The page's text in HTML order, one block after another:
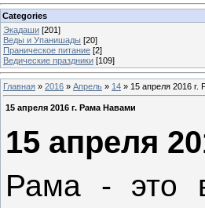
Categories
Экадаши [201]
Веды и Упанишады [20]
Праническое питание [2]
Ведические праздники [109]
Главная » 2016 » Апрель » 14 » 15 апреля 2016
15 апреля 2016 г. Рама Навами
15 апреля
Рама - это